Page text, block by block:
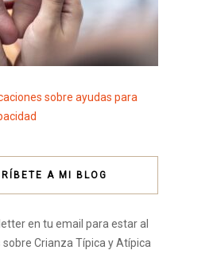
sobre ayudas para
A MI BLOG
en tu email para estar al
Crianza Típica y Atípica